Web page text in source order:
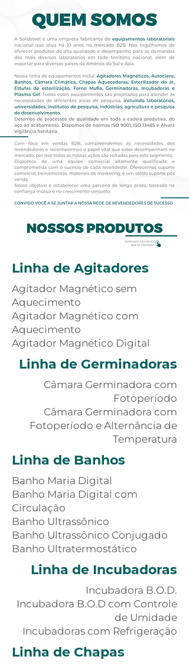
Linha de Agitadores
Agitador Magnético sem
Aquecimento
Agitador Magnético com
Aquecimento
Agitador Magnético Digital
Linha de Germinadoras
Câmara Germinadora com
Fotoperíodo
Câmara Germinadora com
Fotoperíodo e Alternância de
Temperatura
Linha de Banhos
Banho Maria Digital
Banho Maria Digital com
Circulação
Banho Ultrassônico
Banho Ultrassônico Conjugado
Banho Ultratermostático
Linha de Incubadoras
Incubadora B.O.D.
Incubadora B.O.D com Controle
de Umidade
Incubadoras com Refrigeração
Linha de Chapas